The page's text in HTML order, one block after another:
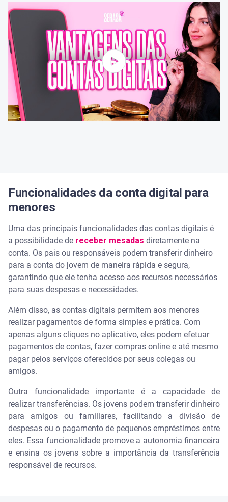
Funcionalidades da conta digital para
menores
Uma das principais funcionalidades das contas digitais é
a possibilidade de receber mesadas diretamente na
conta. Os pais ou responsáveis podem transferir dinheiro
para a conta do jovem de maneira rápida e segura,
garantindo que ele tenha acesso aos recursos necessários
para suas despesas e necessidades.
Além disso, as contas digitais permitem aos menores
realizar pagamentos de forma simples e prática. Com
apenas alguns cliques no aplicativo, eles podem efetuar
pagamentos de contas, fazer compras online e até mesmo
pagar pelos serviços oferecidos por seus colegas ou
amigos.
Outra funcionalidade importante é a capacidade de
realizar transferências. Os jovens podem transferir dinheiro
para amigos ou familiares, facilitando a divisão de
despesas ou o pagamento de pequenos empréstimos entre
eles. Essa funcionalidade promove a autonomia financeira
e ensina os jovens sobre a importância da transferência
responsável de recursos.